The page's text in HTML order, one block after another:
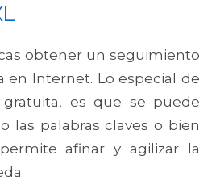
obtener un seguimiento
en Internet. Lo especial de
es que se puede
las palabras claves o bien
afinar y agilizar la